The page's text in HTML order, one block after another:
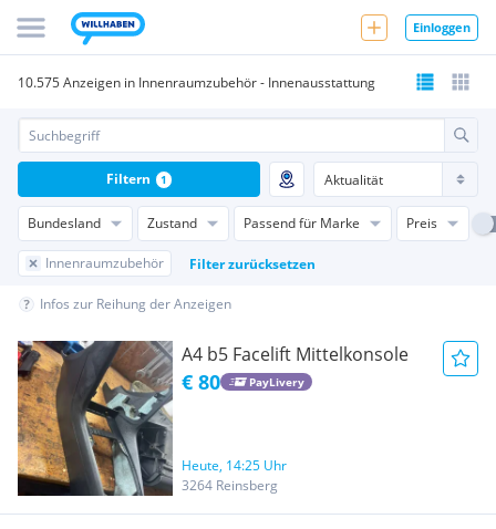
Einloggen
10.575 Anzeigen in Innenraumzubehör - Innenausstattung
Bundesland Zustand Passend für Marke Preis
Innenraumzubehör Filter zurücksetzen
Filtern 1
Infos zur Reihung der Anzeigen
A4 b5 Facelift Mittelkonsole
€ 80 PayLivery
Heute, 14:25 Uhr
3264 Reinsberg